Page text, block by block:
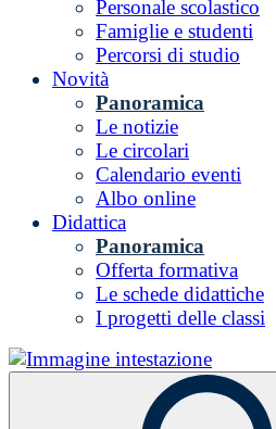
Personale scolastico
Famiglie e studenti
Percorsi di studio
Novità
Panoramica
Le notizie
Le circolari
Calendario eventi
Albo online
Didattica
Panoramica
Offerta formativa
Le schede didattiche
I progetti delle classi